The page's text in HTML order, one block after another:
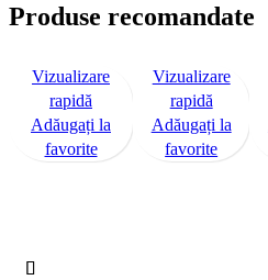
Produse recomandate
Vizualizare
rapidă
Adăugați la
favorite
Vizualizare
rapidă
Adăugați la
favorite